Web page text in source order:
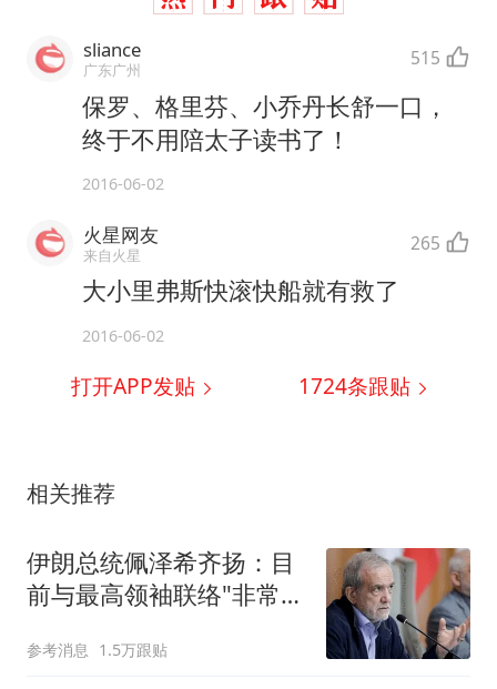
sliance
广东广州 515
保罗、格里芬、小乔丹长舒一口，
终于不用陪太子读书了！
2016-06-02
火星网友
来自火星 265
大小里弗斯快滚快船就有救了
2016-06-02
打开APP发贴 1724条跟贴
相关推荐
伊朗总统佩泽希齐扬：目
前与最高领袖联络"非常困
参考消息 1.5万跟贴